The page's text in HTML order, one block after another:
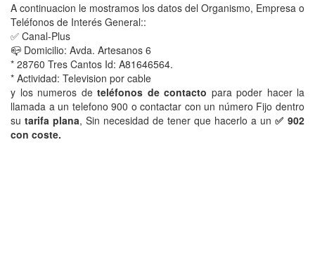
A continuacion le mostramos los datos del Organismo, Empresa o
Teléfonos de Interés General::
✅ Canal-Plus
📪 Domicilio: Avda. Artesanos 6
* 28760 Tres Cantos Id: A81646564.
* Actividad: Television por cable
y los numeros de teléfonos de contacto para poder hacer la
llamada a un telefono 900 o contactar con un número Fijo dentro
su tarifa plana, Sin necesidad de tener que hacerlo a un ✅ 902
con coste.